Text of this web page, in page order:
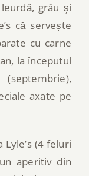
grâu și
că servește
cu carne
la începutul
axate pe
(4 feluri
aperitiv din